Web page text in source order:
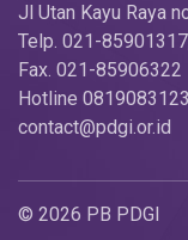
Jl Utan Kayu Raya
Telp. 021-
Fax. 021-85906322
Hotline
contact@pdgi.or.id
© 2026 PB PDGI